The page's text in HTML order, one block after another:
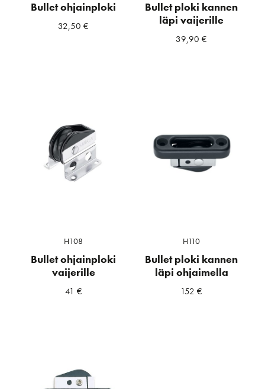
Bullet ohjainploki
32,50€
Bullet ploki kannen
läpi vaijerille
39,90€
H108
Bullet ohjainploki
vaijerille
41 €
H110
Bullet ploki kannen
läpi ohjaimella
152€